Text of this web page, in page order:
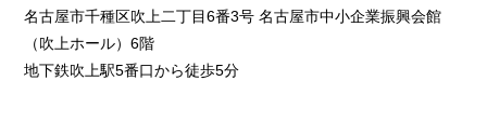
名古屋市千種区吹上二丁目6番3号 名古屋市中小企業振興会館
（吹上ホール）6階
地下鉄吹上駅5番口から徒歩5分